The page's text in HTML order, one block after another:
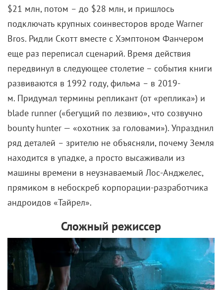
$21 млн, потом – до $28 млн, и пришлось
подключать крупных соинвесторов вроде Warner
Bros. Ридли Скотт вместе с Хэмптоном Фанчером
еще раз переписал сценарий. Время действия
передвинул в следующее столетие – события книги
развиваются в 1992 году, фильма – в 2019-
м. Придумал термины репликант (от «реплика») и
blade runner («бегущий по лезвию», что созвучно
bounty hunter — «охотник за головами»). Упразднил
ряд деталей – зрителю не объясняли, почему Земля
находится в упадке, а просто высаживали из
машины времени в неузнаваемый Лос-Анджелес,
прямиком в небоскреб корпорации-разработчика
андроидов «Тайрел».
Сложный режиссер